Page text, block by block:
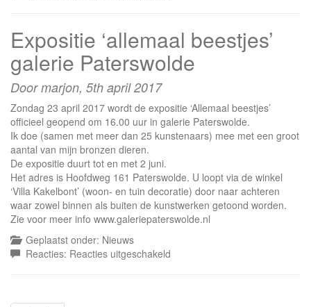
de
vaart
Assen
2017
Expositie ‘allemaal beestjes’
galerie Paterswolde
Door marjon, 5th april 2017
Zondag 23 april 2017 wordt de expositie ‘Allemaal beestjes’
officieel geopend om 16.00 uur in galerie Paterswolde.
Ik doe (samen met meer dan 25 kunstenaars) mee met een groot
aantal van mijn bronzen dieren.
De expositie duurt tot en met 2 juni.
Het adres is Hoofdweg 161 Paterswolde. U loopt via de winkel
‘Villa Kakelbont’ (woon- en tuin decoratie) door naar achteren
waar zowel binnen als buiten de kunstwerken getoond worden.
Zie voor meer info www.galeriepaterswolde.nl
Geplaatst onder: Nieuws
Reacties: Reacties uitgeschakeld